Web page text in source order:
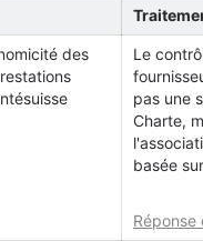
des
Le
pas une
Charte,
basée
Réponse